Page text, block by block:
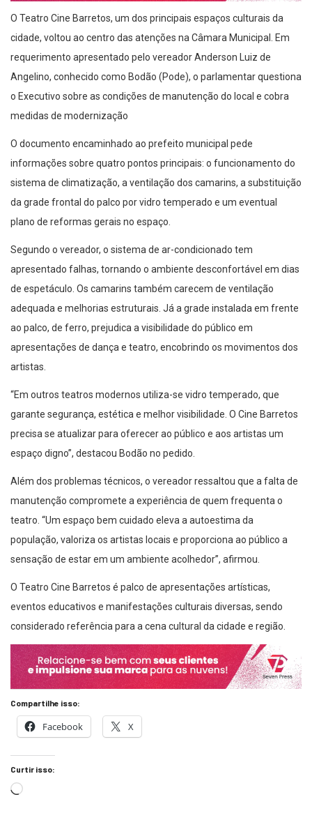
O Teatro Cine Barretos, um dos principais espaços culturais da
cidade, voltou ao centro das atenções na Câmara Municipal. Em
requerimento apresentado pelo vereador Anderson Luiz de
Angelino, conhecido como Bodão (Pode), o parlamentar questiona
o Executivo sobre as condições de manutenção do local e cobra
medidas de modernização
O documento encaminhado ao prefeito municipal pede
informações sobre quatro pontos principais: o funcionamento do
sistema de climatização, a ventilação dos camarins, a substituição
da grade frontal do palco por vidro temperado e um eventual
plano de reformas gerais no espaço.
Segundo o vereador, o sistema de ar-condicionado tem
apresentado falhas, tornando o ambiente desconfortável em dias
de espetáculo. Os camarins também carecem de ventilação
adequada e melhorias estruturais. Já a grade instalada em frente
ao palco, de ferro, prejudica a visibilidade do público em
apresentações de dança e teatro, encobrindo os movimentos dos
artistas.
“Em outros teatros modernos utiliza-se vidro temperado, que
garante segurança, estética e melhor visibilidade. O Cine Barretos
precisa se atualizar para oferecer ao público e aos artistas um
espaço digno”, destacou Bodão no pedido.
Além dos problemas técnicos, o vereador ressaltou que a falta de
manutenção compromete a experiência de quem frequenta o
teatro. “Um espaço bem cuidado eleva a autoestima da
população, valoriza os artistas locais e proporciona ao público a
sensação de estar em um ambiente acolhedor”, afirmou.
O Teatro Cine Barretos é palco de apresentações artísticas,
eventos educativos e manifestações culturais diversas, sendo
considerado referência para a cena cultural da cidade e região.
Compartilhe isso:
Facebook X
Curtir isso: